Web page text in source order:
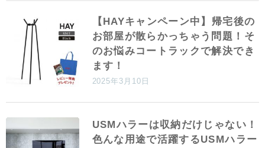
【HAYキャンペーン中】帰宅後の
お部屋が散らかっちゃう問題！そ
のお悩みコートラックで解決でき
ます！
2025年3月10日
USMハラーは収納だけじゃない！
色んな用途で活躍するUSMハラー